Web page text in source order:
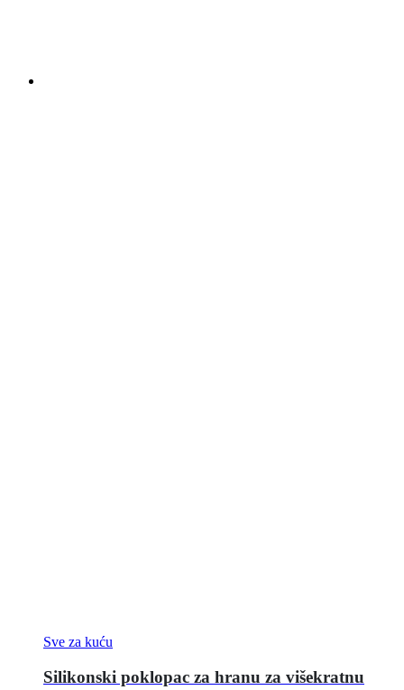
Sve za kuću
Silikonski poklopac za hranu za višekratnu